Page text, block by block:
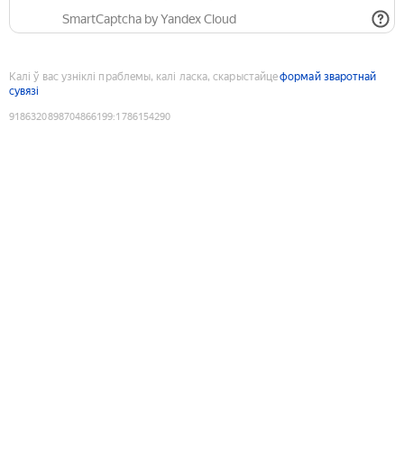
SmartCaptcha by Yandex Cloud
Калі ў вас узніклі праблемы, калі ласка, скарыстайцеформай зваротнай
сувязі
9186320898704866199:1786154290